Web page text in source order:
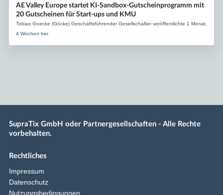
AE Valley Europe startet KI-Sandbox-Gutscheinprogramm mit
20 Gutscheinen für Start-ups und KMU
Tobias Goecke (Göcke) Geschäftsführender Gesellschafter veröffentlichte 1 Monat,
4 Wochen her
SupraTix GmbH oder Partnergesellschaften - Alle Rechte
vorbehalten.
Rechtliches
Impressum
Datenschutz
Nutzungsbedingungen